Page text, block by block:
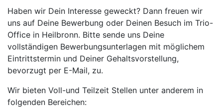
Haben wir Dein Interesse geweckt? Dann freuen wir
uns auf Deine Bewerbung oder Deinen Besuch im Trio-
Office in Heilbronn. Bitte sende uns Deine
vollständigen Bewerbungsunterlagen mit möglichem
Eintrittstermin und Deiner Gehaltsvorstellung,
bevorzugt per E-Mail, zu.
Wir bieten Voll-und Teilzeit Stellen unter anderem in
folgenden Bereichen: